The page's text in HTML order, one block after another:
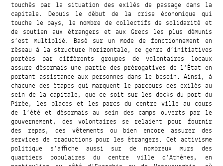
touchés par la situation des exilés de passage dans la
capitale. Depuis le début de la crise économique qui
touche le pays, le nombre de collectifs de solidarité et
de soutien aux étrangers et aux Grecs les plus démunis
s’est multiplié. Basé sur un mode de fonctionnement en
réseau à la structure horizontale, ce genre d’initiatives
portées par différents groupes de volontaires locaux
assure désormais une partie des prérogatives de l’État en
portant assistance aux personnes dans le besoin. Ainsi, à
chacune des étapes qui marquent le parcours des exilés au
sein de la capitale, que ce soit sur les docks du port du
Pirée, les places et les parcs du centre ville au cours
de l’été et désormais au sein des camps ouverts par le
gouvernement, des volontaires se relaient pour fournir
des repas, des vêtements ou bien encore assurer des
services de traductions pour les étrangers. Cet activisme
politique s’affiche aussi sur de nombreux murs des
quartiers populaires du centre ville d’Athènes, en